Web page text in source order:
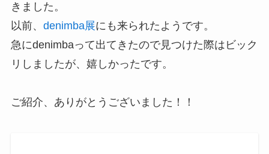
きました。
以前、 denimba展にも来られたようです。
急にdenimbaって出てきたので見つけた際はビック
リしましたが、嬉しかったです。
ご紹介、ありがとうございました！！